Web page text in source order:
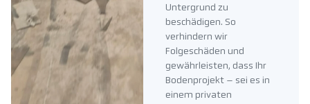
Untergrund zu
beschädigen. So
verhindern wir
Folgeschäden und
gewährleisten, dass Ihr
Bodenprojekt – sei es in
einem privaten